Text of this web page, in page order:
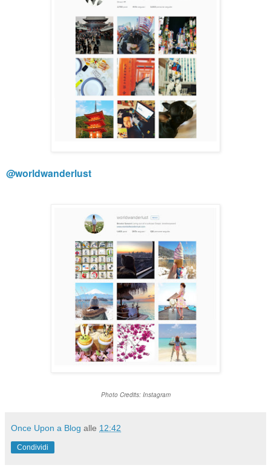
@worldwanderlust
Photo Credits: Instagram
Once Upon a Blog alle 12:42
Condividi